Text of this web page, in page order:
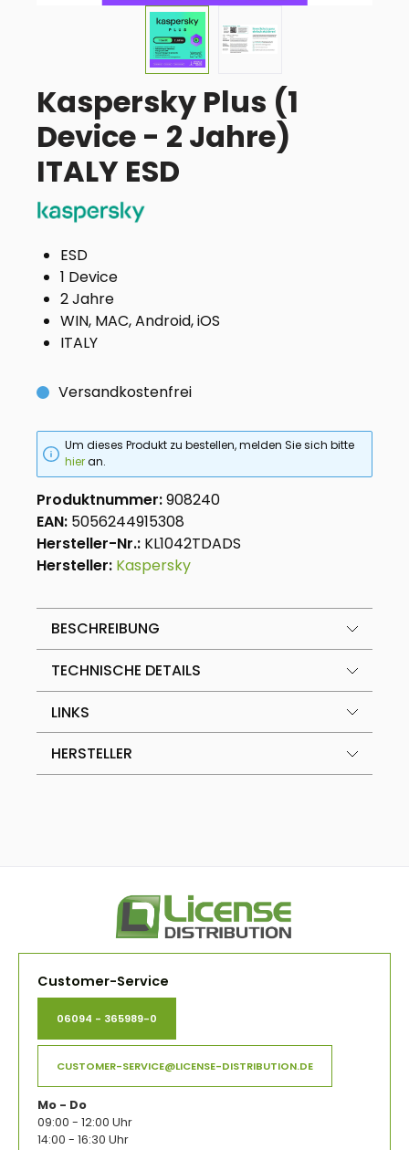
Kaspersky Plus (1
Device - 2 Jahre)
ITALY ESD
ESD
1 Device
2 Jahre
WIN, MAC, Android, iOS
ITALY
Versandkostenfrei
Um dieses Produkt zu bestellen, melden Sie sich bitte
hieran.
Produktnummer:908240
EAN: 5056244915308
Hersteller-Nr.: KL1042TDADS
Hersteller: Kaspersky
BESCHREIBUNG
TECHNISCHE DETAILS
LINKS
HERSTELLER
Customer-Service
06094 - 365989-0
CUSTOMER-SERVICE@LICENSE-DISTRIBUTION.DE
Mo - Do
09:00 - 12:00 Uhr
14:00 - 16:30 Uhr